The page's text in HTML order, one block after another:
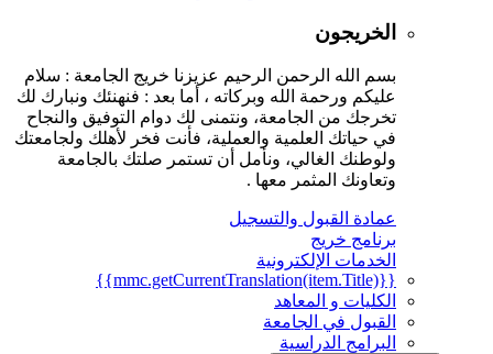
الخريجون
بسم الله الرحمن الرحيم عزيزنا خريج الجامعة : سلام
عليكم ورحمة الله وبركاته ، أما بعد : فنهنئك ونبارك لك
تخرجك من الجامعة، ونتمنى لك دوام التوفيق والنجاح
في حياتك العلمية والعملية، فأنت فخر لأهلك ولجامعتك
ولوطنك الغالي، ونأمل أن تستمر صلتك بالجامعة
وتعاونك المثمر معها .
عمادة القبول والتسجيل
برنامج خريج
الخدمات الإلكترونية
{{mmc.getCurrentTranslation(item.Title)}}
الكليات و المعاهد
القبول في الجامعة
البرامج الدراسية